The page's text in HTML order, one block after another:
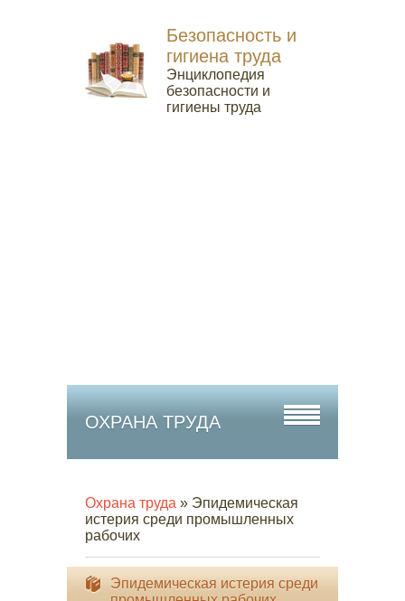
Безопасность и
гигиена труда
Энциклопедия
безопасности и
гигиены труда
ОХРАНА ТРУДА
Охрана труда » Эпидемическая
истерия среди промышленных
рабочих
Эпидемическая истерия среди